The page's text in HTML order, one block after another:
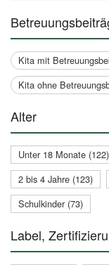
Kita mit
Kita ohne
Alter
Unter 18 Monate (122)
2 bis 4 Jahre (123)
Schulkinder (73)
Label,